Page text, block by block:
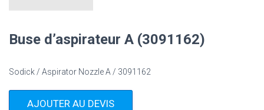
Buse d’aspirateur A (3091162)
Sodick / Aspirator Nozzle A / 3091162
AJOUTER AU DEVIS